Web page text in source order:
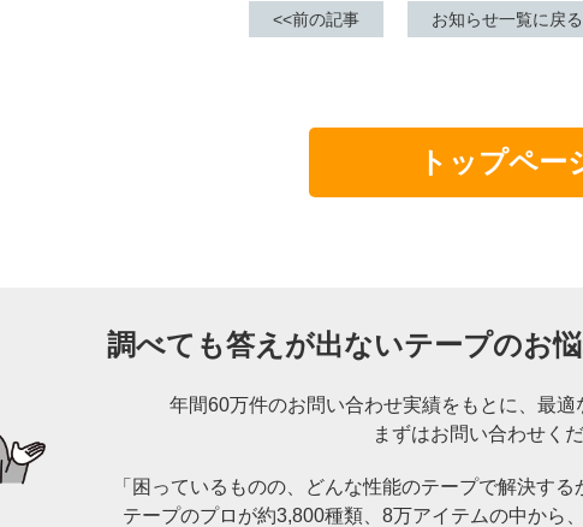
前の記事 お知らせ一覧に戻る
トップペー
調べても答えが出ないテープのお悩
年間60万件のお問い合わせ実績をもとに、 最適
まずはお問い合わせくだ
「困っているものの、どんな性能のテープで解決す
テープのプロが約3,800種類、8万アイテムの中から、